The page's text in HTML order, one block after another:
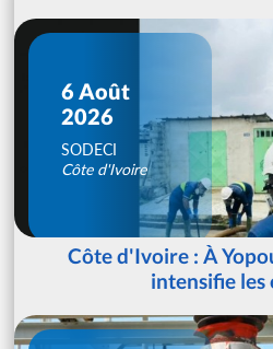
6 Août
2026
SODECI
Côte d'Ivoire
Côte d'Ivoire : À
intensifie les